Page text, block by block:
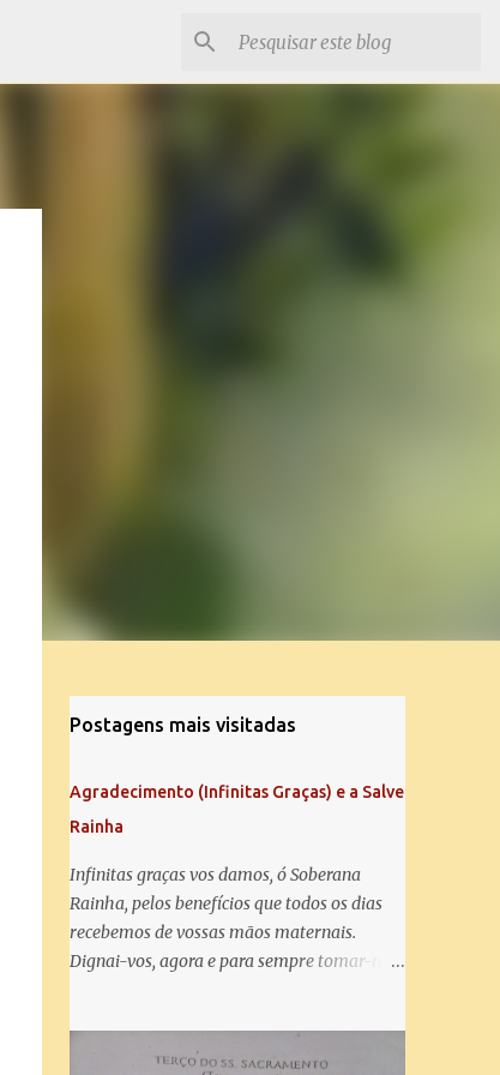
Postagens mais visitadas
Agradecimento (Infinitas Graças) e a Salve
Rainha
Infinitas graças vos damos, ó Soberana
Rainha, pelos benefícios que todos os dias
recebemos de vossas mãos maternais.
Dignai-vos, agora e para sempre tomar-nos
Salve Rainha: Salve Rainha , Mãe de